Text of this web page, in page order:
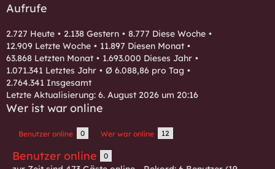
Aufrufe
2.727 Heute 2.138 Gestern
8.777 Diese Woche
12.909 Letzte Woche
11.897 Diesen Monat
63.868 Letzten Monat
1.693.000 Dieses Jahr
1.071.341 Letztes Jahr
Ø 6.088,86 pro Tag
2.764.341 Insgesamt
Letzte Aktualisierung: 6. August 2026 um 20:16
Wer ist war online
Benutzer online 0 Wer war online 12
Benutzer online 0